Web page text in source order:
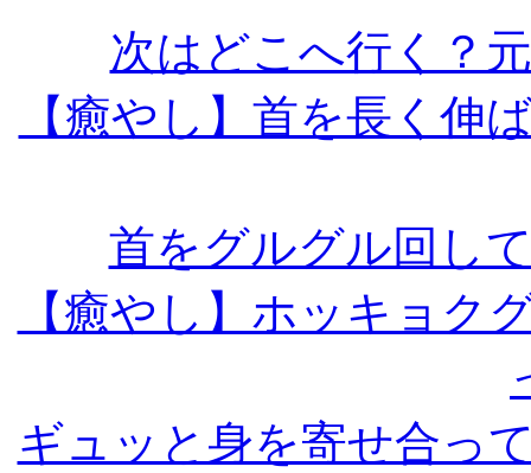
次はどこへ行く？
【癒やし】首を長く伸
首をグルグル回し
【癒やし】ホッキョク
ギュッと身を寄せ合っ